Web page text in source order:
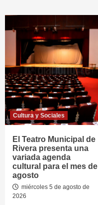
Cultura y Sociales
El Teatro Municipal de
Rivera presenta una
variada agenda
cultural para el mes de
agosto
miércoles 5 de agosto de
2026